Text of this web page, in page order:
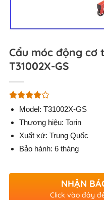
Cẩu móc động cơ
T31002X-GS
4.00trên
trên
1
đánh
Model: T31002X-GS
Thương hiệu: Torin
Xuất xứ: Trung Quốc
Bảo hành: 6 tháng
NHẬN
Click vào đây